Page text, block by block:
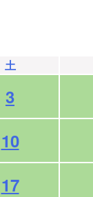
土
3
10
17